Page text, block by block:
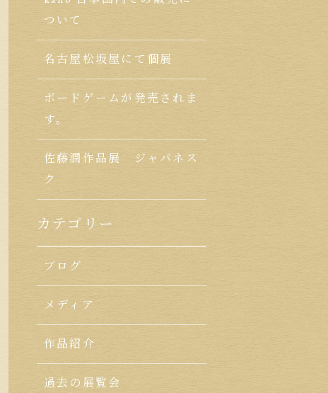
ついて
名古屋松坂屋にて個展
ボードゲームが発売されま
す。
佐藤潤作品展 ジャパネス
ク
カテゴリー
ブログ
メディア
作品紹介
過去の展覧会